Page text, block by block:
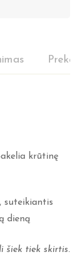
krūtinę
suteikiantis
dieną
šiek tiek skirtis.